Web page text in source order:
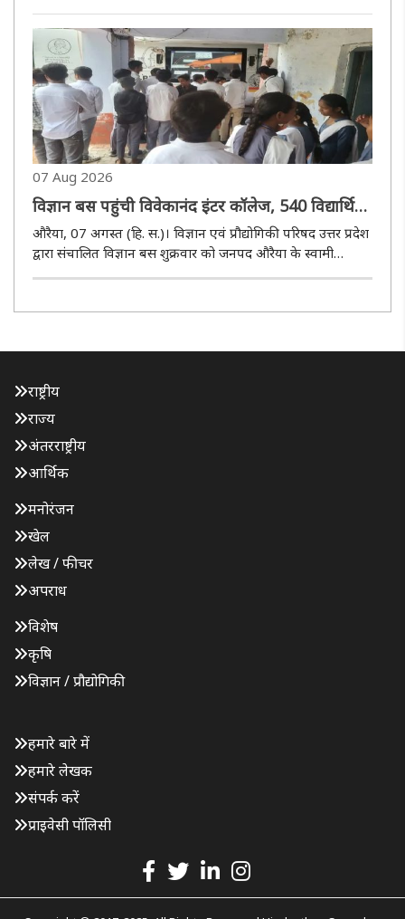
अभियान चला रही है। इसी क्रम में ''विद्यार्थी विज्ञान मंथन ..
07 Aug 2026
विज्ञान बस पहुंची विवेकानंद इंटर कॉलेज, 540 विद्यार्थियों
ने देखे वैज्ञानिक प्रयोग
औरैया, 07 अगस्त (हि. स.)। विज्ञान एवं प्रौद्योगिकी परिषद उत्तर प्रदेश
द्वारा संचालित विज्ञान बस शुक्रवार को जनपद औरैया के स्वामी
राष्ट्रीय
राज्य
अंतरराष्ट्रीय
आर्थिक
मनोरंजन
खेल
लेख / फीचर
अपराध
विशेष
कृषि
विज्ञान / प्रौद्योगिकी
हमारे बारे में
हमारे लेखक
संपर्क करें
प्राइवेसी पॉलिसी